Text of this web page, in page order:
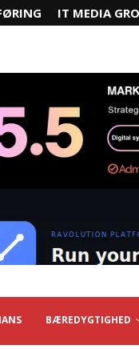
IT MEDIA
BÆREDYGTIGHED